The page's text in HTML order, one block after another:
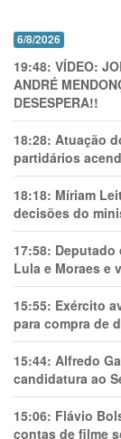
6/8/2026
19:48: VÍDEO:
ANDRÉ
DESESPERA!!
18:28: Atuação
partidários
18:18: Míriam
decisões do
17:58: Deputado
Lula e Moraes e
15:55: Exército
para compra de
15:44: Alfredo
candidatura ao
15:06: Flávio
contas de filme